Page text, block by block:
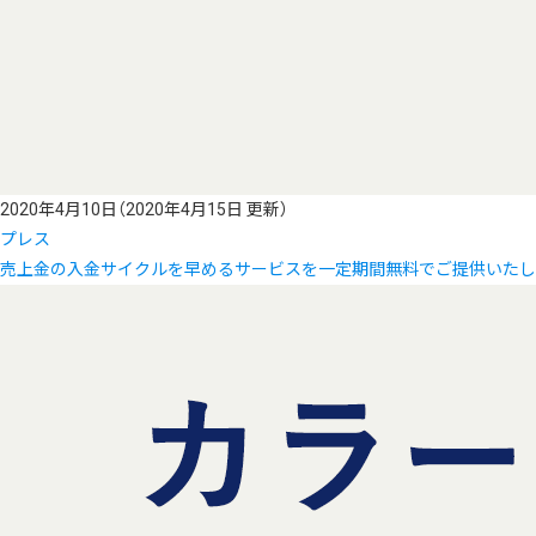
2020年4月10日 （2020年4月15日 更新）
プレス
売上金の入金サイクルを早めるサービスを一定期間無料でご提供いた